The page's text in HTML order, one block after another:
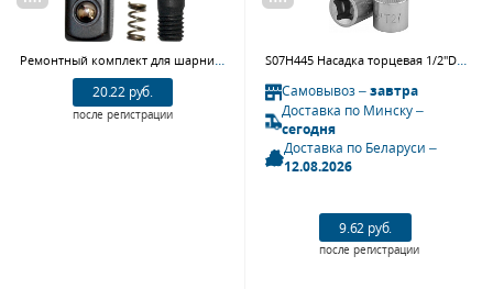
20.22 руб.
после регистрации
Самовывоз –завтра
Доставка по Минску –
сегодня
Доставка по Беларуси –
12.08.2026
9.62 руб.
после регистрации